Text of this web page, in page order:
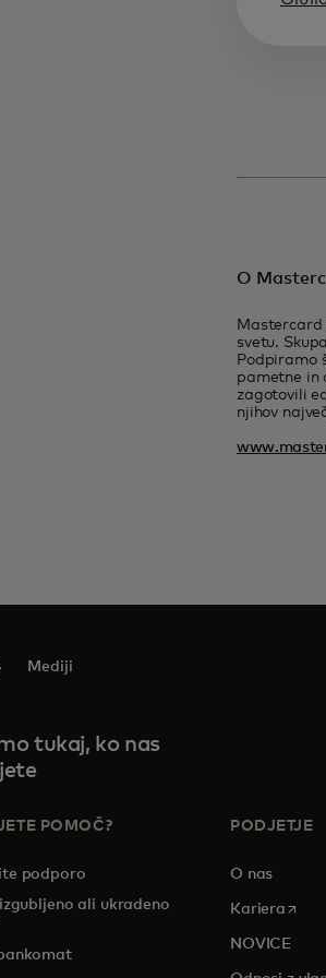
O
Mastercard
svetu.
Podpiramo
pametne in
zagotovili
njihov
Mediji
tukaj, ko nas
POMOČ?
podporo
ali ukradeno
PODJETJE
O nas
Kariera
NOVICE